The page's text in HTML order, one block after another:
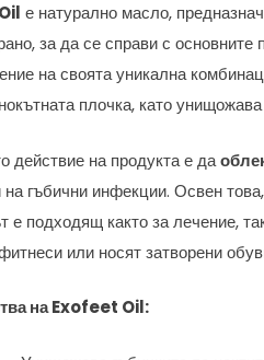
е натурално масло,
за да се справи с основните
на своята уникална
плочка, като
действие на продукта е да
гъбични инфекции. Освен
е подходящ както за лечение,
или носят затворени
на Exofeet Oil: